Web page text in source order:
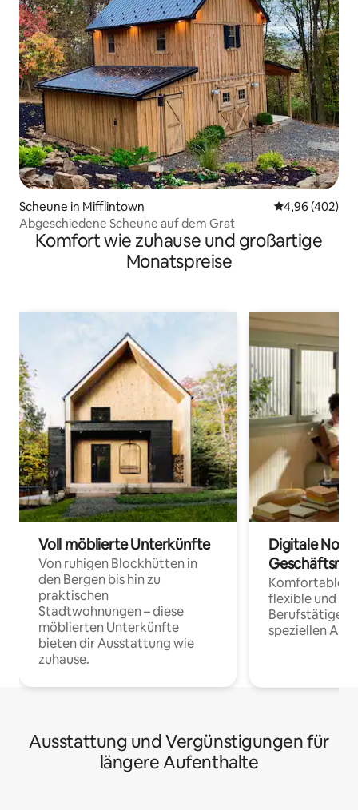
Scheune in Mifflintown
4,96 (402)
Abgeschiedene Scheune auf dem Grat
Komfort wie zuhause und großartige
Monatspreise
Voll möblierte Unterkünfte
Von ruhigen Blockhütten in
den Bergen bis hin zu
praktischen
Stadtwohnungen – diese
möblierten Unterkünfte
bieten dir Ausstattung wie
zuhause.
Digitale
Komfortable
flexible und
Berufstätige
speziellen
Ausstattung und Vergünstigungen für
längere Aufenthalte